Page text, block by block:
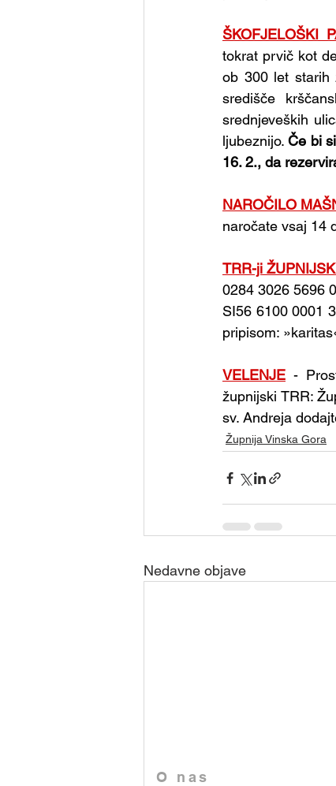
ŠKOFJELOŠKI
tokrat prvič kot
ob 300 let starih
središče
srednjeveških
ljubeznijo. Če bi
16. 2., da
NAROČILO
naročate vsaj 14
TRR-ji
0284 3026 5696
SI56 6100 0001
pripisom:
VELENJE -
župnijski TRR:
sv. Andreja
Župnija Vinska Gora
Nedavne objave
O nas